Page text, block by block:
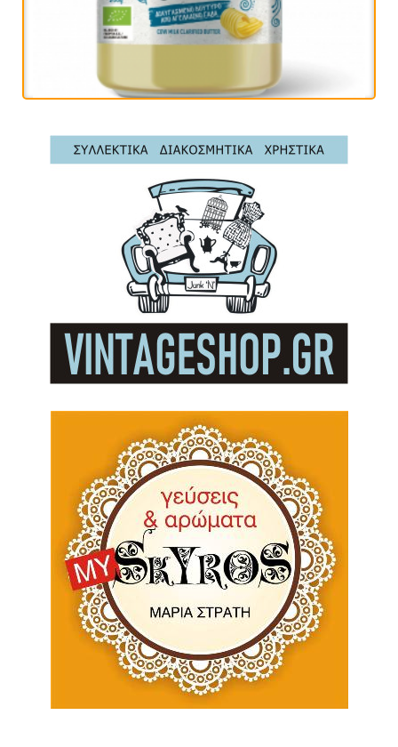
Πίτουρο βρώμης Ελληνικό Bio 300gr
(ΑΝΤΩΝΟΠΟΥΛΟΣ)